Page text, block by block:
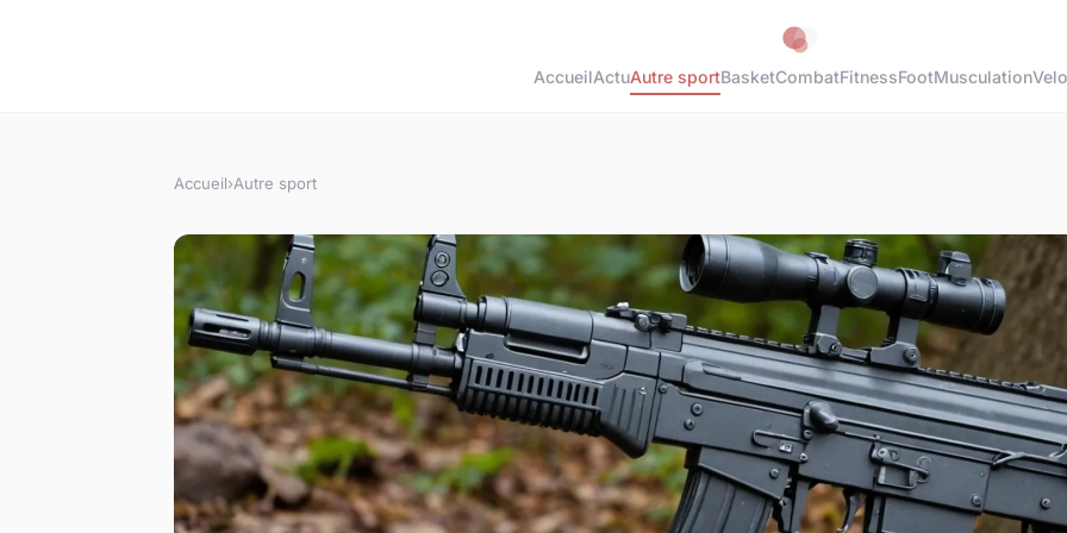
AccueilActuAutre sportBasketCombatFitnessFootMusculationVelo
Accueil›Autre sport